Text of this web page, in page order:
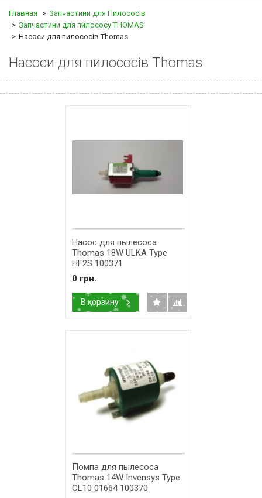
Главная
Запчастини для Пилососів
Запчастини для пилососу THOMAS
Насоси для пилососів Thomas
Насоси для пилососів Thomas
Насос для пылесоса
Thomas 18W ULKA Type
HF2S 100371
0 грн.
В корзину
Помпа для пылесоса
Thomas 14W Invensys Type
CL10 01664 100370